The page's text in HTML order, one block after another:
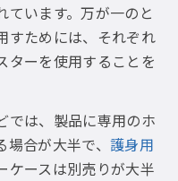
ています。万が一のと
すためには、それぞれ
ターを使用することを
では、製品に専用のホ
場合が大半で、護身用
ケースは別売りが大半